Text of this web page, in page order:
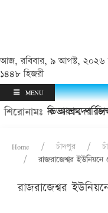
আজ, রবিবার, ৯ আগস্ট, ২০২৬
১৪৪৮ হিজরী
MENU
শিরোনামঃ জিম্মায় মুক্তি
আশ্রম পরিচালনা
Home চাঁদপুর
রাজরাজেশ্বর
রাজরাজেশ্বর